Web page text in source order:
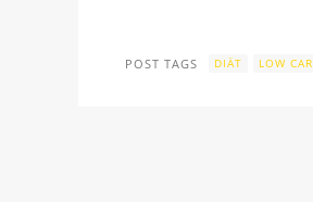
POST TAGS DIÄT LOW